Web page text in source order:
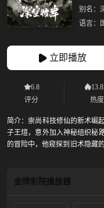
别名：
语言：
立即播放
6.8
评分 热度
简介： 崇尚科技修仙的新术崛
子王煊，意外加入神秘组织秘
的冒险中，他窥探到旧术隐藏
金牌影院播放器